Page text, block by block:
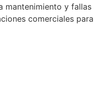
mantenimiento y fallas
comerciales para